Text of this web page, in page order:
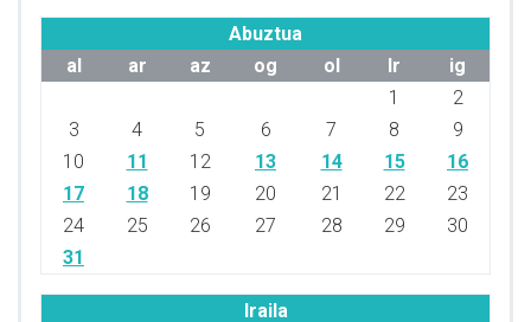
Abuztua
al
ar az og ol lr
ig
1
2
3
4 5 6 7 8
9
10
11 12 13 14 15
16
17
18 19 20 21 22
23
24
25 26 27 28 29
30
31
Iraila